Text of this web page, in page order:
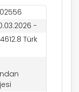
-
Türk